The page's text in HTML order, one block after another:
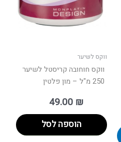
ווקס לשיער
ווקס חוחובה קריסטל לשיער
250 מ"ל – מון פלטין
49.00 ₪
הוספה לסל
לבחור
בעמוד
המוצר